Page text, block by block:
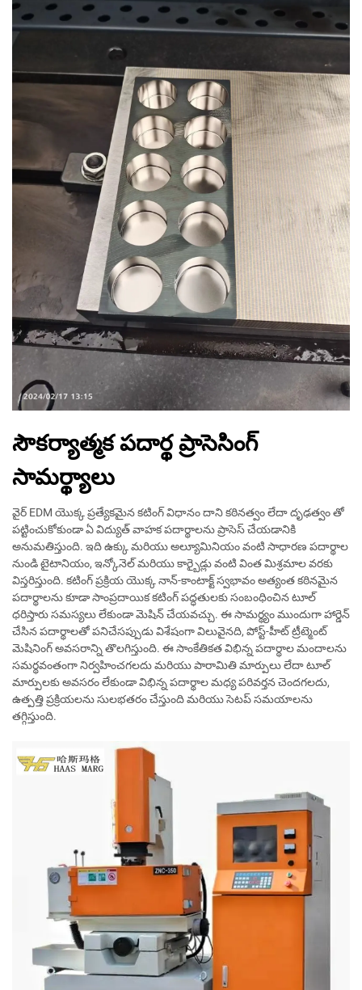
సౌకర్యాత్మక పదార్థ ప్రాసెసింగ్
సామర్థ్యాలు
వైర్ EDM యొక్క ప్రత్యేకమైన కటింగ్ విధానం దాని కఠినత్వం లేదా దృఢత్వం తో
పట్టించుకోకుండా ఏ విద్యుత్ వాహక పదార్థాలను ప్రాసెస్ చేయడానికి
అనుమతిస్తుంది. ఇది ఉక్కు మరియు అల్యూమినియం వంటి సాధారణ పదార్థాల
నుండి టైటానియం, ఇన్కోనెల్ మరియు కార్బైడ్లు వంటి వింత మిశ్రమాల వరకు
విస్తరిస్తుంది. కటింగ్ ప్రక్రియ యొక్క నాన్-కాంటాక్ట్ స్వభావం అత్యంత కఠినమైన
పదార్థాలను కూడా సాంప్రదాయిక కటింగ్ పద్ధతులకు సంబంధించిన టూల్
ధరిస్తారు సమస్యలు లేకుండా మెషిన్ చేయవచ్చు. ఈ సామర్థ్యం ముందుగా హార్డెన్
చేసిన పదార్థాలతో పనిచేసప్పుడు విశేషంగా విలువైనది, పోస్ట్-హీట్ ట్రీట్మెంట్
మెషినింగ్ అవసరాన్ని తొలగిస్తుంది. ఈ సాంకేతికత విభిన్న పదార్థాల మందాలను
సమర్థవంతంగా నిర్వహించగలదు మరియు పారామితి మార్పులు లేదా టూల్
మార్పులకు అవసరం లేకుండా విభిన్న పదార్థాల మధ్య పరివర్తన చెందగలదు,
ఉత్పత్తి ప్రక్రియలను సులభతరం చేస్తుంది మరియు సెటప్ సమయాలను
తగ్గిస్తుంది.